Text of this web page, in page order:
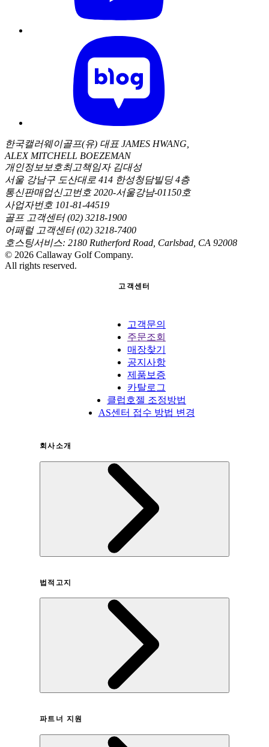
한국캘러웨이골프(유) 대표 JAMES HWANG,
ALEX MITCHELL BOEZEMAN
개인정보보호최고책임자 김대성
서울 강남구 도산대로 414 한성청담빌딩 4층
통신판매업신고번호 2020-서울강남-01150호
사업자번호 101-81-44519
골프 고객센터 (02) 3218-1900
어패럴 고객센터 (02) 3218-7400
호스팅서비스: 2180 Rutherford Road, Carlsbad, CA 92008
© 2026 Callaway Golf Company.
All rights reserved.
고객센터
고객문의
주문조회
매장찾기
공지사항
제품보증
카탈로그
클럽호젤 조정방법
AS센터 접수 방법 변경
회사소개
법적고지
개인정보취급방침
파트너 지원